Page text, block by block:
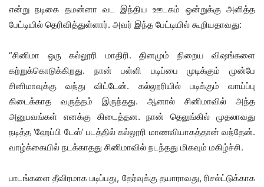
என்று நடிகை தமன்னா வட இந்திய ஊடகம் ஒன்றுக்கு அளித்த
பேட்டியில் தெரிவித்துள்ளார். அவர் இந்த பேட்டியில் கூறியதாவது:
“சினிமா ஒரு கல்லூரி மாதிரி. தினமும் நிறைய விஷங்களை
கற்றுக்கொடுக்கிறது. நான் பள்ளி படிப்பை முடிக்கும் முன்பே
சினிமாவுக்கு வந்து விட்டேன். கல்லூரியில் படிக்கும் வாய்ப்பு
கிடைக்காத வருத்தம் இருந்தது. ஆனால் சினிமாவில் அந்த
அனுபவங்கள் எனக்கு கிடைத்தன. நான் தெலுங்கில் முதலாவது
நடித்த ‘ஹேப்பி டேஸ்’ படத்தில் கல்லூரி மாணவியாகத்தான் வந்தேன்.
வாழ்க்கையில் நடக்காதது சினிமாவில் நடந்தது மிகவும் மகிழ்ச்சி.
பாடங்களை தீவிரமாக படிப்பது, தேர்வுக்கு தயாராவது, ரிசல்ட்டுக்காக